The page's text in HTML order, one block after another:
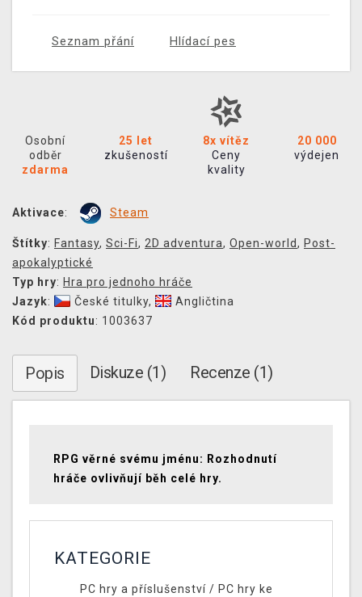
Seznam přání Hlídací pes
Osobní
odběr
zdarma
25 let
zkušeností
8x vítěz
Ceny
kvality
20 000
výdejen
Aktivace: Steam
Štítky: Fantasy, Sci-Fi, 2D adventura, Open-world, Post-
apokalyptické
Typ hry: Hra pro jednoho hráče
Jazyk: České titulky,
Angličtina
Kód produktu: 1003637
Popis Diskuze (1) Recenze (1)
RPG věrné svému jménu: Rozhodnutí
hráče ovlivňují běh celé hry.
KATEGORIE
PC hry a příslušenství/ PC hry ke